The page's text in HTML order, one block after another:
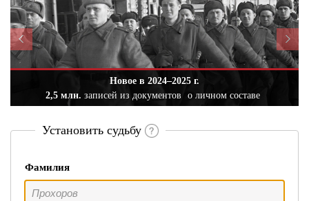
Новое в 2024–2025 г.
2,5 млн. записей из документов о личном составе
Установить судьбу
Фамилия